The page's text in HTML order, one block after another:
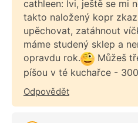
cathleen: Ivi, ještě se mi
takto naložený kopr
upěchovat, zatáhnout
máme studený sklep a
opravdu rok.
Můžeš
píšou v té kuchařce -
Odpovědět